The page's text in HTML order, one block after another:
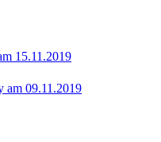
15.11.2019
am 09.11.2019